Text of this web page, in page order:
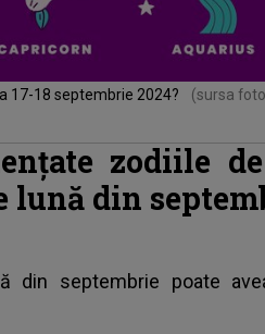
17-18 septembrie 2024? (sursa
zodiile
lună din
din septembrie poate